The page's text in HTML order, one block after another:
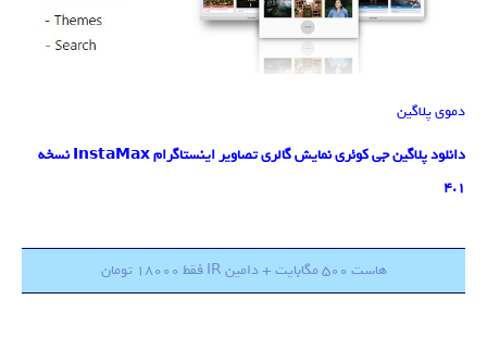
دموی پلاگین
دانلود پلاگین جی کوئری نمایش گالری تصاویر اینستاگرام InstaMax نسخه
4.1
هاست 500 مگابایت + دامین IR فقط 18000 تومان